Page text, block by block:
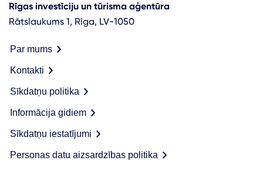
Rīgas investīciju un tūrisma aģentūra
Rātslaukums 1, Rīga, LV-1050
Par mums
Kontakti
Sīkdatņu politika
Informācija gidiem
Sīkdatņu iestatījumi
Personas datu aizsardzības politika